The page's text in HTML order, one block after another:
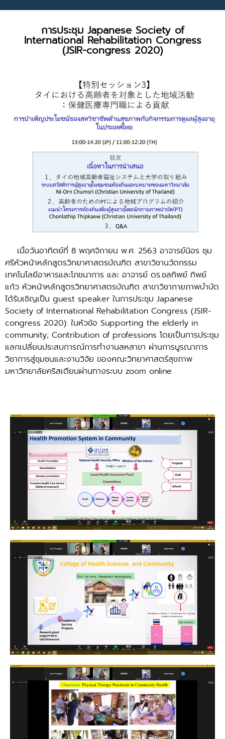
การประชุม Japanese Society of
International Rehabilitation Congress
(JSIR-congress 2020)
เมื่อวันอาทิตย์ที่ 8 พฤศจิกายน พ.ศ. 2563 อาจารย์นิอร ชุม
ศรีหัวหน้าหลักสูตรวิทยาศาสตรบัณฑิต สาขาวิชานวัตกรรม
เทคโนโลยีอาหารและโภชนาการ และ อาจารย์ ดร.ชลทิพย์ ทิพย์
แก้ว หัวหน้าหลักสูตรวิทยาศาสตรบัณฑิต สาขาวิชากายภาพบำบัด
ได้รับเชิญเป็น guest speaker ในการประชุม Japanese
Society of International Rehabilitation Congress (JSIR-
congress 2020): ในหัวข้อ Supporting the elderly in
community; Contribution of professions โดยเป็นการประชุม
แลกเปลี่ยนประสบการณ์การทำงานสหสาขา ผ่านการบูรณาการ
วิชาการสู่ชุมชนและงานวิจัย ของคณะวิทยาศาสตร์สุขภาพ
มหาวิทยาลัยคริสเตียนผ่านทางระบบ zoom online